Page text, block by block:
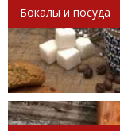
Бокалы и посуда